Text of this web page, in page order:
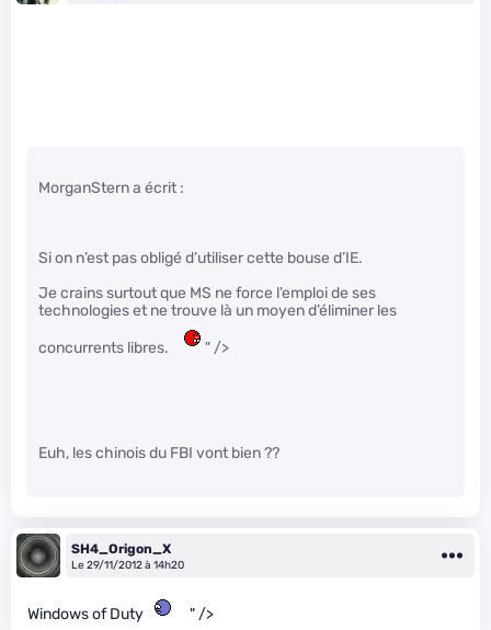
MorganStern a écrit :
Si on n’est pas obligé d’utiliser cette bouse d’IE.
Je crains surtout que MS ne force l’emploi de ses
technologies et ne trouve là un moyen d’éliminer les
concurrents libres.
" />
Euh, les chinois du FBI vont bien ??
SH4_Origon_X
Le 29/11/2012 à 14h20
Windows of Duty " />